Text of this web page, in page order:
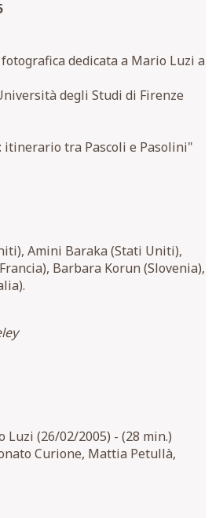
dedicata a Mario Luzi a
degli Studi di Firenze
tra Pascoli e Pasolini"
Amini Baraka (Stati Uniti),
Barbara Korun (Slovenia),
(26/02/2005) - (28 min.)
Curione, Mattia Petullà,